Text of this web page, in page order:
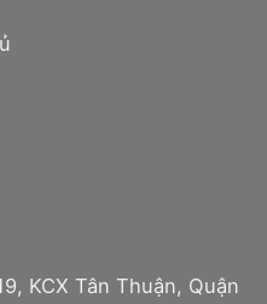
KCX Tân Thuận, Quận